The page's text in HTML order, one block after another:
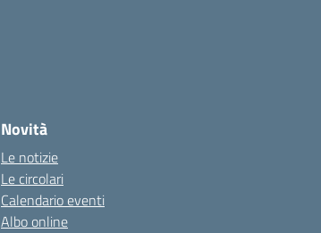
Novità
Le notizie
Le circolari
Calendario eventi
Albo online